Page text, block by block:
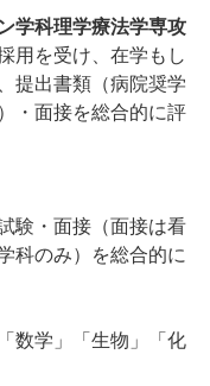
学科理学療法学専攻
用を受け、在学もし
提出書類（病院奨学
・面接を総合的に評
験・面接（面接は看
科のみ）を総合的に
数学」「生物」「化